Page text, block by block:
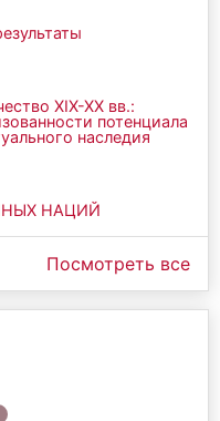
ХIХ-ХХ вв.:
потенциала
наследия
НАЦИЙ
Посмотреть все